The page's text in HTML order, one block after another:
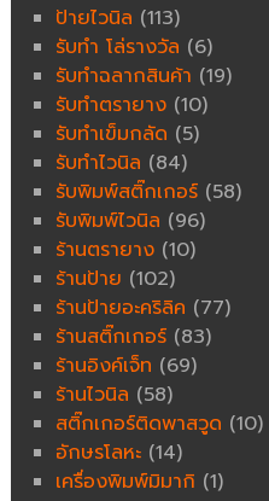
ป้ายไวนิล (113)
รับทำ โล่รางวัล (6)
รับทำฉลากสินค้า (19)
รับทำตรายาง (10)
รับทำเข็มกลัด (5)
รับทำไวนิล (84)
รับพิมพ์สติ๊กเกอร์ (58)
รับพิมพ์ไวนิล (96)
ร้านตรายาง (10)
ร้านป้าย (102)
ร้านป้ายอะคริลิค (77)
ร้านสติ๊กเกอร์ (83)
ร้านอิงค์เจ็ท (69)
ร้านไวนิล (58)
สติ๊กเกอร์ติดพาสวูด (10)
อักษรโลหะ (14)
เครื่องพิมพ์มิมากิ (1)